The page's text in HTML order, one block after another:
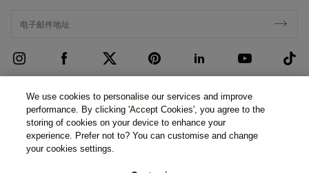
客户服务
联系我们
预约面谈
关于我们
我们的故事
We use cookies to personalise our services and improve
performance. By clicking 'Accept Cookies', you agree to the
storing of cookies on your device to enhance your
experience. Prefer not to? You can customise and change
your cookies settings.